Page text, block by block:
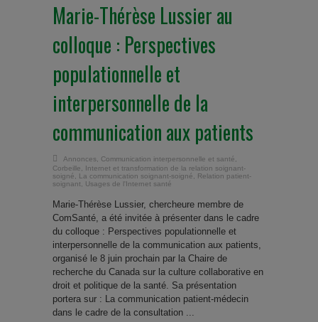
Marie-Thérèse Lussier au
colloque : Perspectives
populationnelle et
interpersonnelle de la
communication aux patients
Annonces Communication interpersonnelle et santé
Corbeille
Internet et transformation de la relation soignant-
soigné
La communication soignant-soigné
Relation patient-
soignant
Usages de l'Internet santé
Marie-Thérèse Lussier, chercheure membre de
ComSanté, a été invitée à présenter dans le cadre
du colloque : Perspectives populationnelle et
interpersonnelle de la communication aux patients,
organisé le 8 juin prochain par la Chaire de
recherche du Canada sur la culture collaborative en
droit et politique de la santé. Sa présentation
portera sur : La communication patient-médecin
dans le cadre de la consultation ...